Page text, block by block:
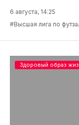
6 августа, 14:25
#Высшая лига по
Здоровый образ